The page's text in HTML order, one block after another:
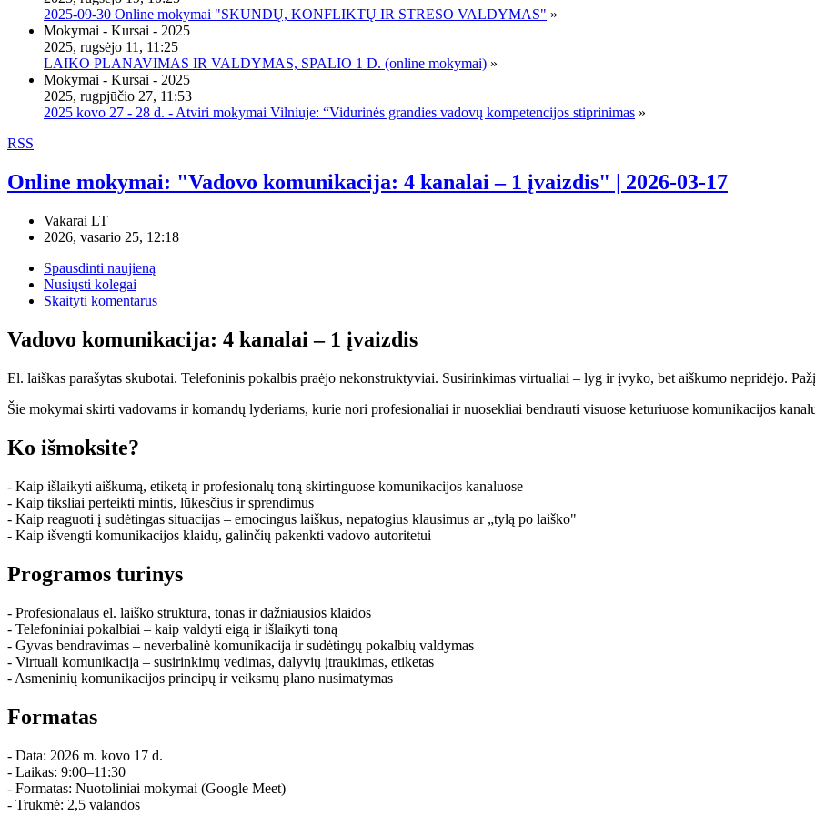
2025-09-30 Online mokymai "SKUNDŲ, KONFLIKTŲ IR STRESO VALDYMAS" »
Mokymai - Kursai - 2025
2025, rugsėjo 11, 11:25
LAIKO PLANAVIMAS IR VALDYMAS, SPALIO 1 D. (online mokymai) »
Mokymai - Kursai - 2025
2025, rugpjūčio 27, 11:53
2025 kovo 27 - 28 d. - Atviri mokymai Vilniuje: “Vidurinės grandies vadovų kompetencijos stiprinimas »
RSS
Online mokymai: "Vadovo komunikacija: 4 kanalai – 1 įvaizdis" | 2026-03-17
Vakarai LT
2026, vasario 25, 12:18
Spausdinti naujieną
Nusiųsti kolegai
Skaityti komentarus
Vadovo komunikacija: 4 kanalai – 1 įvaizdis
El. laiškas parašytas skubotai. Telefoninis pokalbis praėjo nekonstruktyviai. Susirinkimas virtualiai – lyg ir įvyko, bet aiškumo nepridėjo.
Šie mokymai skirti vadovams ir komandų lyderiams, kurie nori profesionaliai ir nuosekliai bendrauti visuose keturiuose komunikacijos
Ko išmoksite?
- Kaip išlaikyti aiškumą, etiketą ir profesionalų toną skirtinguose komunikacijos kanaluose
- Kaip tiksliai perteikti mintis, lūkesčius ir sprendimus
- Kaip reaguoti į sudėtingas situacijas – emocingus laiškus, nepatogius klausimus ar „tylą po laiško"
- Kaip išvengti komunikacijos klaidų, galinčių pakenkti vadovo autoritetui
Programos turinys
- Profesionalaus el. laiško struktūra, tonas ir dažniausios klaidos
- Telefoniniai pokalbiai – kaip valdyti eigą ir išlaikyti toną
- Gyvas bendravimas – neverbalinė komunikacija ir sudėtingų pokalbių valdymas
- Virtuali komunikacija – susirinkimų vedimas, dalyvių įtraukimas, etiketas
- Asmeninių komunikacijos principų ir veiksmų plano nusimatymas
Formatas
- Data: 2026 m. kovo 17 d.
- Laikas: 9:00–11:30
- Formatas: Nuotoliniai mokymai (Google Meet)
- Trukmė: 2,5 valandos